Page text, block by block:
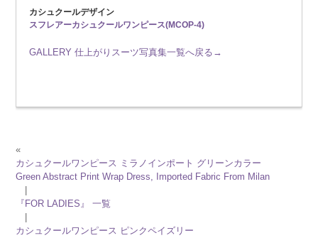
カシュクールデザイン
スフレアーカシュクールワンピース(MCOP-4)
GALLERY 仕上がりスーツ写真集一覧へ戻る→
«
カシュクールワンピース ミラノインポート グリーンカラー
Green Abstract Print Wrap Dress, Imported Fabric From Milan
『FOR LADIES』 一覧
カシュクールワンピース ピンクペイズリー